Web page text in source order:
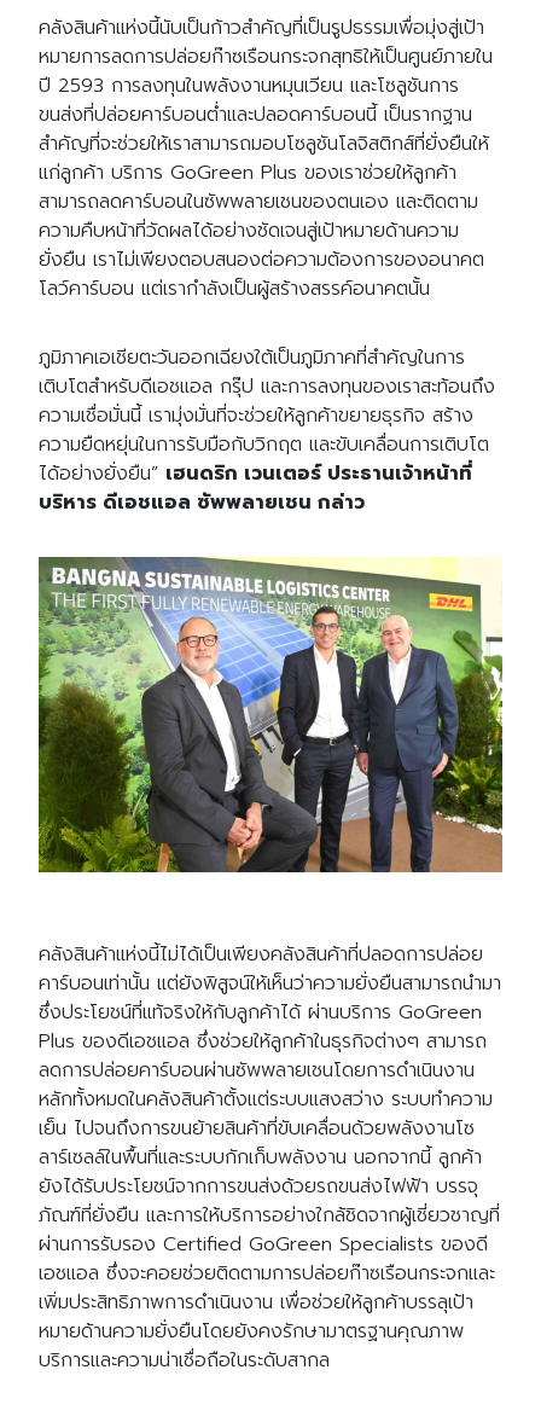
คลังสินค้าแห่งนี้นับเป็นก้าวสำคัญที่เป็นรูปธรรมเพื่อมุ่งสู่เป้า
หมายการลดการปล่อยก๊าซเรือนกระจกสุทธิให้เป็นศูนย์ภายใน
ปี 2593 การลงทุนในพลังงานหมุนเวียน และโซลูชันการ
ขนส่งที่ปล่อยคาร์บอนต่ำและปลอดคาร์บอนนี้ เป็นรากฐาน
สำคัญที่จะช่วยให้เราสามารถมอบโซลูชันโลจิสติกส์ที่ยั่งยืนให้
แก่ลูกค้า บริการ GoGreen Plus ของเราช่วยให้ลูกค้า
สามารถลดคาร์บอนในซัพพลายเชนของตนเอง และติดตาม
ความคืบหน้าที่วัดผลได้อย่างชัดเจนสู่เป้าหมายด้านความ
ยั่งยืน เราไม่เพียงตอบสนองต่อความต้องการของอนาคต
โลว์คาร์บอน แต่เรากำลังเป็นผู้สร้างสรรค์อนาคตนั้น
ภูมิภาคเอเชียตะวันออกเฉียงใต้เป็นภูมิภาคที่สำคัญในการ
เติบโตสำหรับดีเอชแอล กรุ๊ป และการลงทุนของเราสะท้อนถึง
ความเชื่อมั่นนี้ เรามุ่งมั่นที่จะช่วยให้ลูกค้าขยายธุรกิจ สร้าง
ความยืดหยุ่นในการรับมือกับวิกฤต และขับเคลื่อนการเติบโต
ได้อย่างยั่งยืน” เฮนดริก เวนเตอร์ ประธานเจ้าหน้าที่
บริหาร ดีเอชแอล ซัพพลายเชน กล่าว
คลังสินค้าแห่งนี้ไม่ได้เป็นเพียงคลังสินค้าที่ปลอดการปล่อย
คาร์บอนเท่านั้น แต่ยังพิสูจน์ให้เห็นว่าความยั่งยืนสามารถนำมา
ซึ่งประโยชน์ที่แท้จริงให้กับลูกค้าได้ ผ่านบริการ GoGreen
Plus ของดีเอชแอล ซึ่งช่วยให้ลูกค้าในธุรกิจต่างๆ สามารถ
ลดการปล่อยคาร์บอนผ่านซัพพลายเชนโดยการดำเนินงาน
หลักทั้งหมดในคลังสินค้าตั้งแต่ระบบแสงสว่าง ระบบทำความ
เย็น ไปจนถึงการขนย้ายสินค้าที่ขับเคลื่อนด้วยพลังงานโซ
ลาร์เซลล์ในพื้นที่และระบบกักเก็บพลังงาน นอกจากนี้ ลูกค้า
ยังได้รับประโยชน์จากการขนส่งด้วยรถขนส่งไฟฟ้า บรรจุ
ภัณฑ์ที่ยั่งยืน และการให้บริการอย่างใกล้ชิดจากผู้เชี่ยวชาญที่
ผ่านการรับรอง Certified GoGreen Specialists ของดี
เอชแอล ซึ่งจะคอยช่วยติดตามการปล่อยก๊าซเรือนกระจกและ
เพิ่มประสิทธิภาพการดำเนินงาน เพื่อช่วยให้ลูกค้าบรรลุเป้า
หมายด้านความยั่งยืนโดยยังคงรักษามาตรฐานคุณภาพ
บริการและความน่าเชื่อถือในระดับสากล